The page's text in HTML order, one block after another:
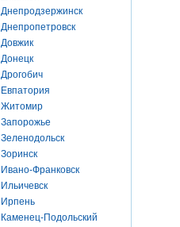
Днепродзержинск
Днепропетровск
Довжик
Донецк
Дрогобич
Евпатория
Житомир
Запорожье
Зеленодольск
Зоринск
Ивано-Франковск
Ильичевск
Ирпень
Каменец-Подольский